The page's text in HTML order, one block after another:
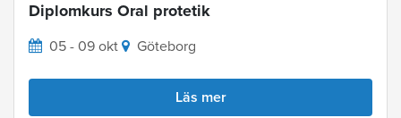
Diplomkurs Oral protetik
05 - 09 okt Göteborg
Läs mer